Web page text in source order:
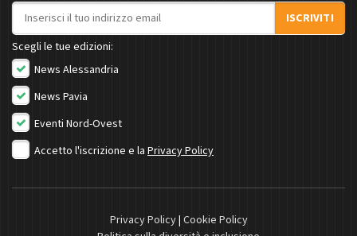
Indirizzo email
ISCRIVITI
Scegli le tue edizioni:
News Alessandria
News Pavia
Eventi Nord-Ovest
Accetto l'iscrizione e la Privacy Policy
Privacy Policy| Cookie Policy